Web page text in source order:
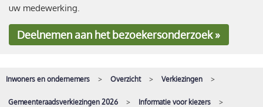
uw medewerking.
Deelnemenaan het bezoekersonderzoek »
Inwoners en ondernemers Overzicht Verkiezingen
Gemeenteraadsverkiezingen 2026 Informatie voor kiezers